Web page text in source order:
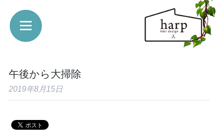
午後から大掃除
2019年8月15日